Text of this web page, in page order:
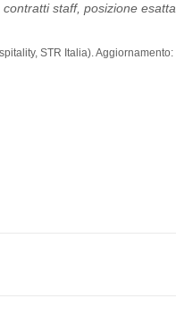
staff, posizione esatta,
STR Italia). Aggiornamento: